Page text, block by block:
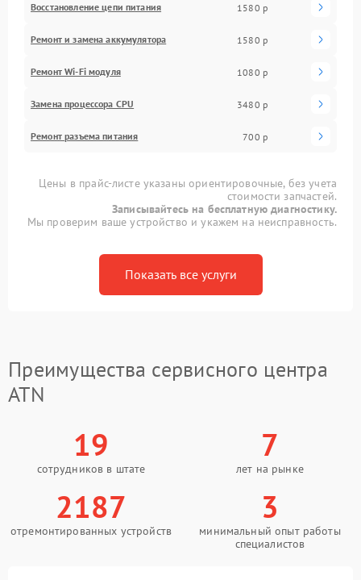
Восстановление цепи питания 1580 р
Ремонт и замена аккумулятора 1580 р
Ремонт Wi-Fi модуля 1080 р
Замена процессора CPU 3480 р
Ремонт разъема питания 700 р
Цены в прайс-листе указаны ориентировочные, без учета
стоимости запчастей.
Записывайтесь на бесплатную диагностику.
Мы проверим ваше устройство и укажем на неисправность.
Показать все услуги
Преимущества сервисного центра
ATN
19
сотрудников в штате
7
лет на рынке
2187
отремонтированных устройств
3
минимальный опыт работы
специалистов